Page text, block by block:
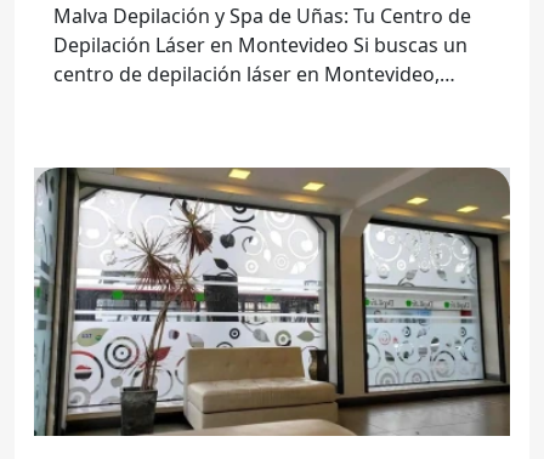
Malva Depilación y Spa de Uñas: Tu Centro de
Depilación Láser en Montevideo Si buscas un
centro de depilación láser en Montevideo,